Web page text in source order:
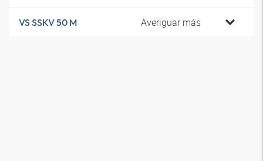
VS SSKV 50 M Averiguar más